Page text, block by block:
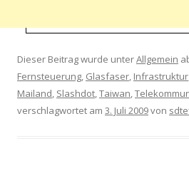
Dieser Beitrag wurde unterAllgemein
Fernsteuerung, Glasfaser, Infrastruktur
Mailand, Slashdot,Taiwan,
verschlagwortet am 3. Juli 2009von